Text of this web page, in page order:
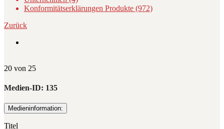
Konformitätserklärungen Produkte (972)
Zurück
20 von 25
Medien-ID: 135
Medieninformation:
Titel